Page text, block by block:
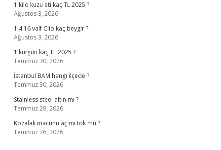
1 kilo kuzu eti kaç TL 2025 ?
Ağustos 3, 2026
1.4 16 valf Clio kaç beygir ?
Ağustos 3, 2026
1 kurşun kaç TL 2025 ?
Temmuz 30, 2026
İstanbul BAM hangi ilçede ?
Temmuz 30, 2026
Stainless steel altın mı ?
Temmuz 28, 2026
Kozalak macunu aç mı tok mu ?
Temmuz 26, 2026